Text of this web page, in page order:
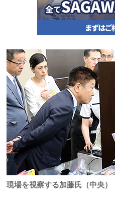
現場を視察する加藤氏（中央）